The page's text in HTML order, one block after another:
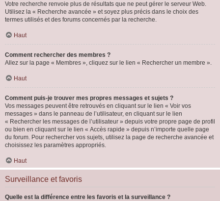
Votre recherche renvoie plus de résultats que ne peut gérer le serveur Web.
Utilisez la « Recherche avancée » et soyez plus précis dans le choix des
termes utilisés et des forums concernés par la recherche.
Haut
Comment rechercher des membres ?
Allez sur la page « Membres », cliquez sur le lien « Rechercher un membre ».
Haut
Comment puis-je trouver mes propres messages et sujets ?
Vos messages peuvent être retrouvés en cliquant sur le lien « Voir vos
messages » dans le panneau de l’utilisateur, en cliquant sur le lien
« Rechercher les messages de l’utilisateur » depuis votre propre page de profil
ou bien en cliquant sur le lien « Accès rapide » depuis n’importe quelle page
du forum. Pour rechercher vos sujets, utilisez la page de recherche avancée et
choisissez les paramètres appropriés.
Haut
Surveillance et favoris
Quelle est la différence entre les favoris et la surveillance ?